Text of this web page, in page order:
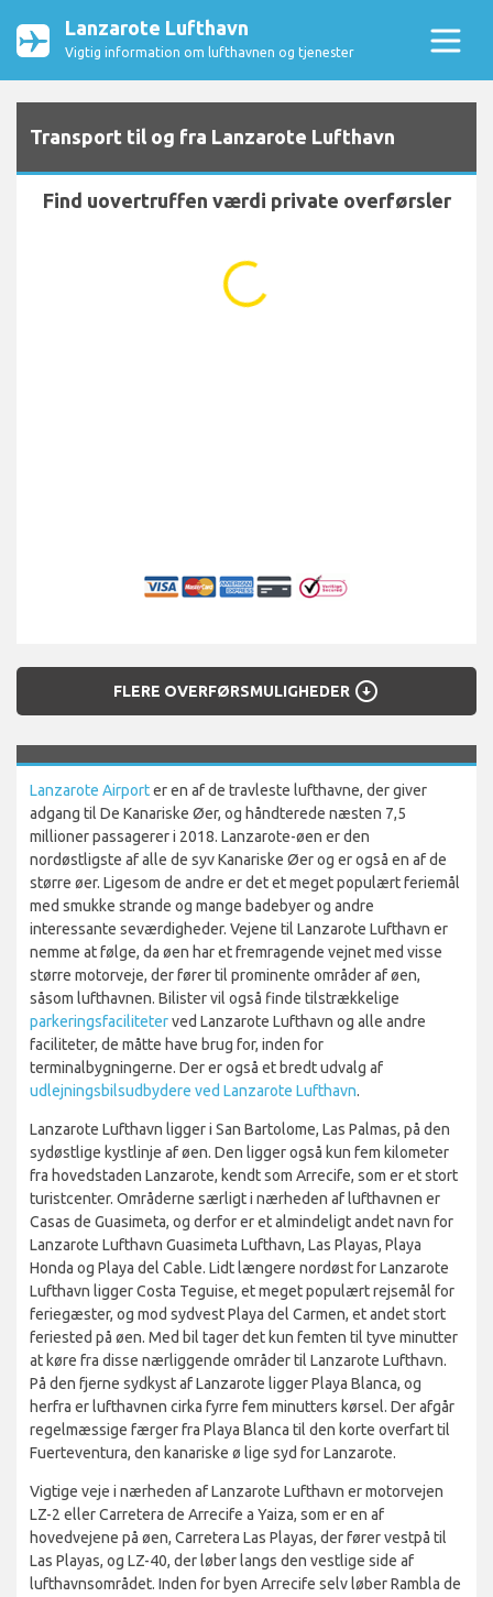
Lanzarote Lufthavn
Vigtig information om lufthavnen og tjenester
Transport til og fra Lanzarote Lufthavn
Find uovertruffen værdi private overførsler
FLERE OVERFØRSMULIGHEDER arrow_circle_down
Lanzarote Airporter en af de travleste lufthavne, der giver
adgang til De Kanariske Øer, og håndterede næsten 7,5
millioner passagerer i 2018. Lanzarote-øen er den
nordøstligste af alle de syv Kanariske Øer og er også en af de
større øer. Ligesom de andre er det et meget populært feriemål
med smukke strande og mange badebyer og andre
interessante seværdigheder. Vejene til Lanzarote Lufthavn er
nemme at følge, da øen har et fremragende vejnet med visse
større motorveje, der fører til prominente områder af øen,
såsom lufthavnen. Bilister vil også finde tilstrækkelige
parkeringsfaciliteterved Lanzarote Lufthavn og alle andre
faciliteter, de måtte have brug for, inden for
terminalbygningerne. Der er også et bredt udvalg af
udlejningsbilsudbydere ved Lanzarote Lufthavn.
Lanzarote Lufthavn ligger i San Bartolome, Las Palmas, på den
sydøstlige kystlinje af øen. Den ligger også kun fem kilometer
fra hovedstaden Lanzarote, kendt som Arrecife, som er et stort
turistcenter. Områderne særligt i nærheden af ​​lufthavnen er
Casas de Guasimeta, og derfor er et almindeligt andet navn for
Lanzarote Lufthavn Guasimeta Lufthavn, Las Playas, Playa
Honda og Playa del Cable. Lidt længere nordøst for Lanzarote
Lufthavn ligger Costa Teguise, et meget populært rejsemål for
feriegæster, og mod sydvest Playa del Carmen, et andet stort
feriested på øen. Med bil tager det kun femten til tyve minutter
at køre fra disse nærliggende områder til Lanzarote Lufthavn.
På den fjerne sydkyst af Lanzarote ligger Playa Blanca, og
herfra er lufthavnen cirka fyrre fem minutters kørsel. Der afgår
regelmæssige færger fra Playa Blanca til den korte overfart til
Fuerteventura, den kanariske ø lige syd for Lanzarote.
Vigtige veje i nærheden af Lanzarote Lufthavn er motorvejen
LZ-2 eller Carretera de Arrecife a Yaiza, som er en af
hovedvejene på øen, Carretera Las Playas, der fører vestpå til
Las Playas, og LZ-40, der løber langs den vestlige side af
lufthavnsområdet. Inden for byen Arrecife selv løber Rambla de